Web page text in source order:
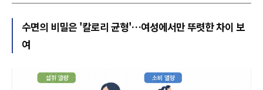
수면의 비밀은 '칼로리 균형'…여성에서만 뚜렷한 차이 보
여